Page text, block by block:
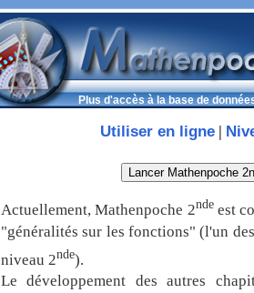
Plus d'accès à la base de
Utiliser en ligne |
Actuellement, Mathenpoche 2ndeest
"généralités sur les fonctions" (l'un
niveau 2nde).
Le développement des autres